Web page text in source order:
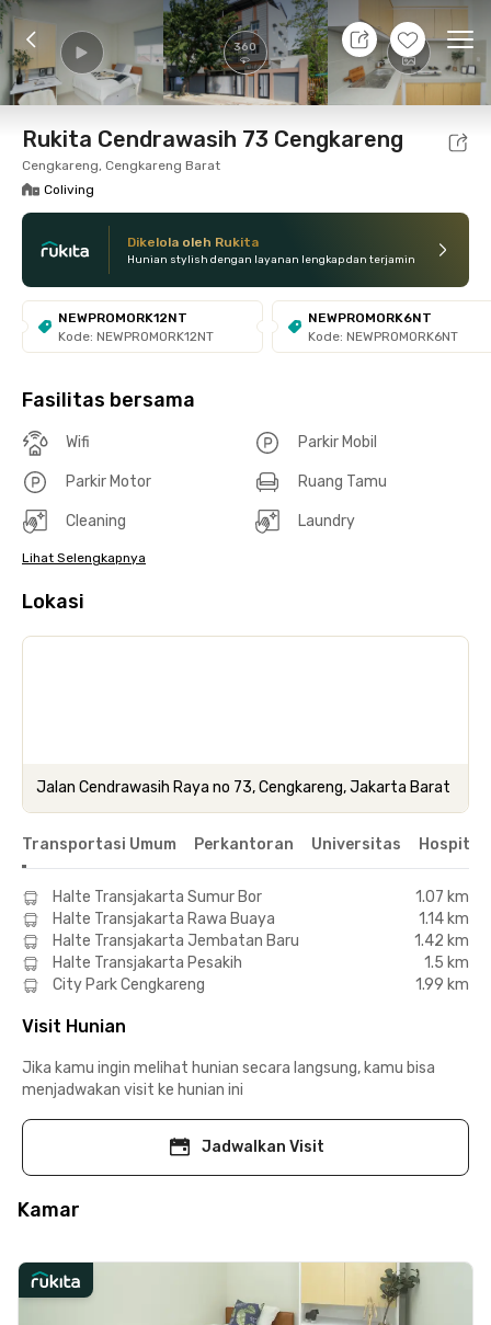
360 +12
7 Agt 26 - Belum tahu
Foto Fasilitas bersama Lokasi Kamar
Rukita Cendrawasih 73 Cengkareng
Cengkareng, Cengkareng Barat
Coliving
Dikelola oleh Rukita
Hunian stylish dengan layanan lengkap dan terjamin
NEWPROMORK12NT
Kode: NEWPROMORK12NT
NEWPROMORK6NT
Kode: NEWPROMORK6NT
Fasilitas bersama
Wifi Parkir Mobil
Parkir Motor Ruang Tamu
Cleaning Laundry
Lihat Selengkapnya
Lokasi
Jalan Cendrawasih Raya no 73, Cengkareng, Jakarta Barat
Transportasi Umum Perkantoran Universitas Hospital
Halte Transjakarta Sumur Bor
1.07 km
Halte Transjakarta Rawa Buaya
1.14 km
Halte Transjakarta Jembatan Baru
1.42 km
Halte Transjakarta Pesakih
1.5 km
City Park Cengkareng
1.99 km
Visit Hunian
Jika kamu ingin melihat hunian secara langsung, kamu bisa
menjadwakan visit ke hunian ini
Jadwalkan Visit
Kamar